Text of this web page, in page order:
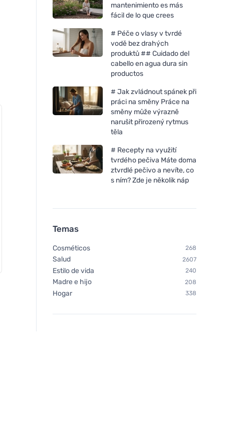
Chimpanzee Gel energético
mantenimiento es más
fácil de lo que crees
# Péče o vlasy v tvrdé
vodě bez drahých
produktů ## Cuidado del
cabello en agua dura sin
productos
# Jak zvládnout spánek při
práci na směny Práce na
směny může výrazně
narušit přirozený rytmus
těla
# Recepty na využití
tvrdého pečiva Máte doma
ztvrdlé pečivo a nevíte, co
s ním? Zde je několik náp
Temas
Cosméticos 268
Salud 2607
Estilo de vida 240
Madre e hijo 208
Hogar 338